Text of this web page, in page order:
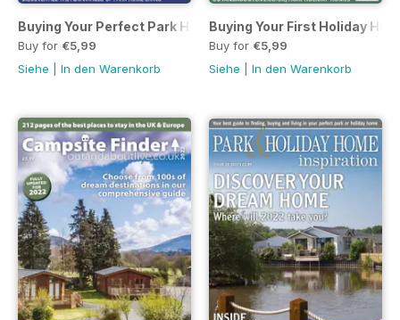
Buying Your Perfect Park Home 2022
Buy for €5,99
Siehe
In den Warenkorb
Buying Your First Holiday
Buy for €5,99
Siehe
In den Warenkorb